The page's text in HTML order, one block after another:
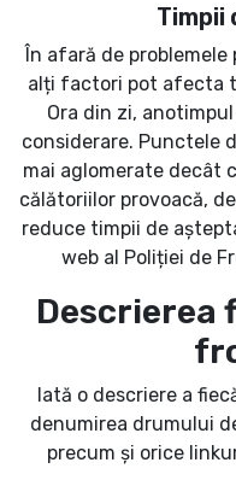
Timpii
În afară de
alți factori pot afecta
Ora din zi,
considerare. Punctele
mai aglomerate decât
călătoriilor provoacă,
reduce timpii de
web al Poliției de
Descrierea
Iată o descriere a
denumirea drumului
precum și orice